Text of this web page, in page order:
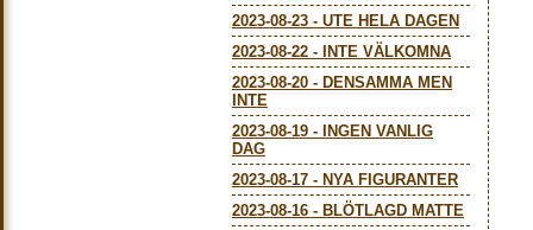
2023-08-23 - UTE HELA DAGEN
2023-08-22 -
INTE VÄLKOMNA
2023-08-20 - DENSAMMA MEN
INTE
2023-08-19 -
INGEN VANLIG
DAG
2023-08-17 - NYA FIGURANTER
2023-08-16 - BLÖTLAGD MATTE